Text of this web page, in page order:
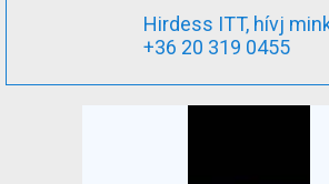
Hirdess ITT, hívj
+36 20 319 0455